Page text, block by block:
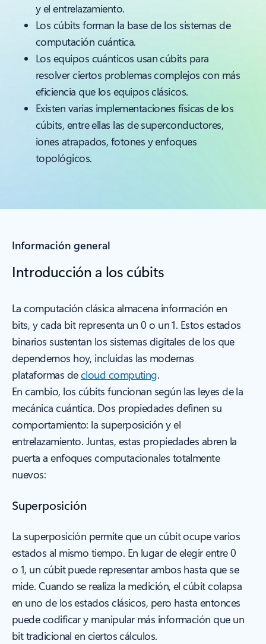
y el entrelazamiento.
Los cúbits forman la base de los sistemas de
computación cuántica.
Los equipos cuánticos usan cúbits para
resolver ciertos problemas complejos con más
eficiencia que los equipos clásicos.
Existen varias implementaciones físicas de los
cúbits, entre ellas las de superconductores,
iones atrapados, fotones y enfoques
topológicos.
Información general
Introducción a los cúbits
La computación clásica almacena información en
bits, y cada bit representa un 0 o un 1. Estos estados
binarios sustentan los sistemas digitales de los que
dependemos hoy, incluidas las modernas
plataformas decloud computing.
En cambio, los cúbits funcionan según las leyes de la
mecánica cuántica. Dos propiedades definen su
comportamiento: la superposición y el
entrelazamiento. Juntas, estas propiedades abren la
puerta a enfoques computacionales totalmente
nuevos:
Superposición
La superposición permite que un cúbit ocupe varios
estados al mismo tiempo. En lugar de elegir entre 0
o 1, un cúbit puede representar ambos hasta que se
mide. Cuando se realiza la medición, el cúbit colapsa
en uno de los estados clásicos, pero hasta entonces
puede codificar y manipular más información que un
bit tradicional en ciertos cálculos.